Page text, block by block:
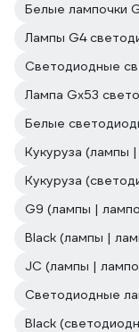
Белые лампочки
Лампы G4
Светодиодные
Лампа Gx53
Белые
Кукуруза (лампы
Кукуруза
G9 (лампы |
Black (лампы |
JC (лампы |
Светодиодные
Black